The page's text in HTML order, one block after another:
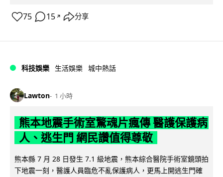
75 15 ↗ 分享
科技娛樂 生活娛樂 城中熱話
Lawton 1 小時
熊本地震手術室驚魂片瘋傳 醫護保護病
人、逃生門 網民讚值得尊敬
熊本縣 7 月 28 日發生 7.1 級地震，熊本綜合醫院手術室鏡頭拍
下地震一刻，醫護人員臨危不亂保護病人，更馬上開逃生門確